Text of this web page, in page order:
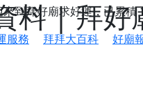
料 | 拜
來到拜好廟求好運，已累積
服務 拜拜大百科 好廟